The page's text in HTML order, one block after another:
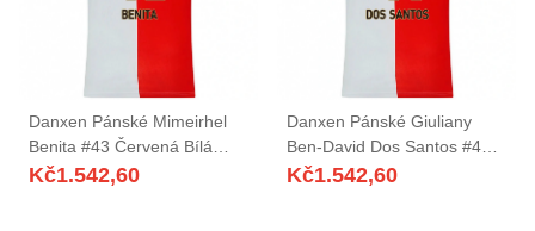
Danxen Pánské Mimeirhel
Benita #43 Červená Bílá
Domů Hráčské Dresy
Kč1.542,60
Danxen Pánské Giuliany
Ben-David Dos Santos #41
Červená Bílá Domů Hráčské
Kč1.542,60